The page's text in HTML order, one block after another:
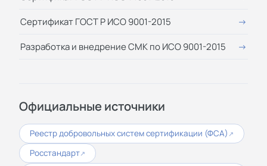
Сертификат ГОСТ Р ИСО 9001-2015
Разработка и внедрение СМК по ИСО 9001-2015
Официальные источники
Реестр добровольных систем сертификации (ФСА) ↗
Росстандарт↗